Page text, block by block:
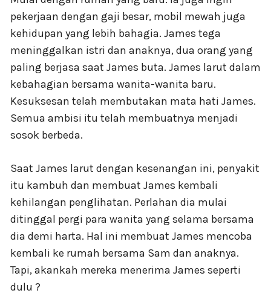
pekerjaan dengan gaji besar, mobil mewah juga
kehidupan yang lebih bahagia. James tega
meninggalkan istri dan anaknya, dua orang yang
paling berjasa saat James buta. James larut dalam
kebahagian bersama wanita-wanita baru.
Kesuksesan telah membutakan mata hati James.
Semua ambisi itu telah membuatnya menjadi
sosok berbeda.
Saat James larut dengan kesenangan ini, penyakit
itu kambuh dan membuat James kembali
kehilangan penglihatan. Perlahan dia mulai
ditinggal pergi para wanita yang selama bersama
dia demi harta. Hal ini membuat James mencoba
kembali ke rumah bersama Sam dan anaknya.
Tapi, akankah mereka menerima James seperti
dulu ?